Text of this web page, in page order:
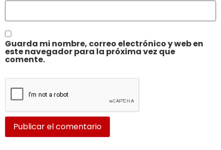
Guarda mi nombre, correo electrónico y web en
este navegador para la próxima vez que
comente.